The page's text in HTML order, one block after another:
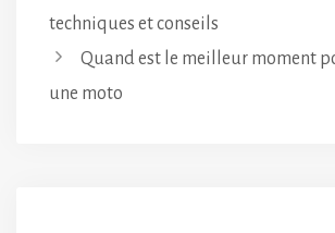
techniques et conseils
Quand est le meilleur moment
une moto